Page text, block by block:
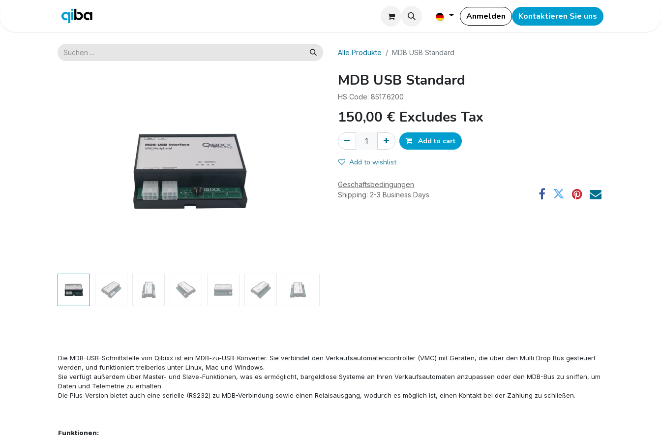
Anmelden Kontaktieren Sie uns
Alle Produkte MDB USB Standard
MDB USB Standard
HS Code: 8517.6200
150,00 € Excludes Tax
Add to cart
Add to wishlist
Geschäftsbedingungen
Shipping: 2-3 Business Days
Die MDB-USB-Schnittstelle von Qibixx ist ein MDB-zu-USB-Konverter. Sie verbindet den Verkaufsautomatencontroller (VMC) mit Geräten, die über den Multi Drop Bus gesteuert
werden, und funktioniert treiberlos unter Linux, Mac und Windows.
Sie verfügt außerdem über Master- und Slave-Funktionen, was es ermöglicht, bargeldlose Systeme an Ihren Verkaufsautomaten anzupassen oder den MDB-Bus zu sniffen, um
Daten und Telemetrie zu erhalten.
Die Plus-Version bietet auch eine serielle (RS232) zu MDB-Verbindung sowie einen Relaisausgang, wodurch es möglich ist, einen Kontakt bei der Zahlung zu schließen.
Funktionen: